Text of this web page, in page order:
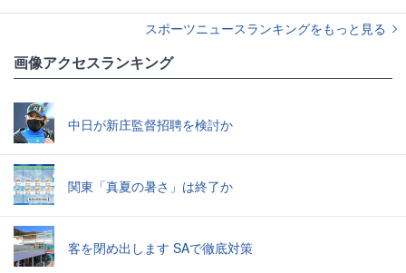
スポーツニュースランキングをもっと見る
画像アクセスランキング
中日が新庄監督招聘を検討か
関東「真夏の暑さ」は終了か
客を閉め出します SAで徹底対策